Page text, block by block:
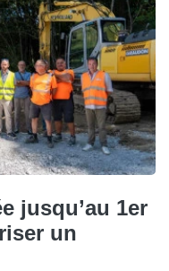
jusqu’au 1er
un